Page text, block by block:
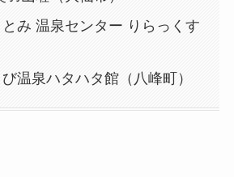
み 温泉センター りらっくす
温泉ハタハタ館（八峰町）